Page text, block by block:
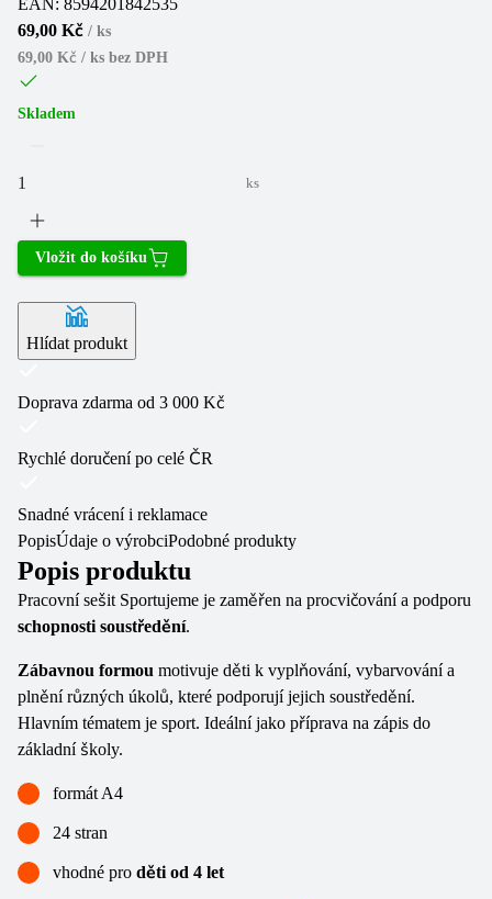
EAN: 8594201842535
69,00 Kč / ks
69,00 Kč / ks bez DPH
Skladem
ks
Vložit do košíku
Hlídat produkt
Doprava zdarma od 3 000 Kč
Rychlé doručení po celé ČR
Snadné vrácení i reklamace
PopisÚdaje o výrobciPodobné produkty
Popis produktu
Pracovní sešit Sportujeme je zaměřen na procvičování a podporu
schopnosti soustředění.
Zábavnou formou motivuje děti k vyplňování, vybarvování a
plnění různých úkolů, které podporují jejich soustředění.
Hlavním tématem je sport. Ideální jako příprava na zápis do
základní školy.
formát A4
24 stran
vhodné pro děti od 4 let